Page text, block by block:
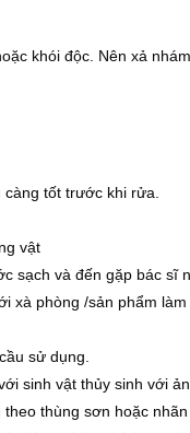
khói độc. Nên xả
càng tốt trước khi rửa.
vật
sạch và đến gặp bác sĩ
xà phòng /sản phẩm
sử dụng.
sinh vật thủy sinh với
thùng sơn hoặc